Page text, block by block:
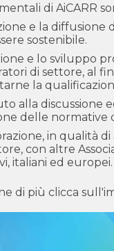
di AiCARR
e la diffusione
sostenibile.
e lo sviluppo
di settore, al
la
alla discussione
delle normative
in qualità
con altre
italiani ed europei.
di più clicca